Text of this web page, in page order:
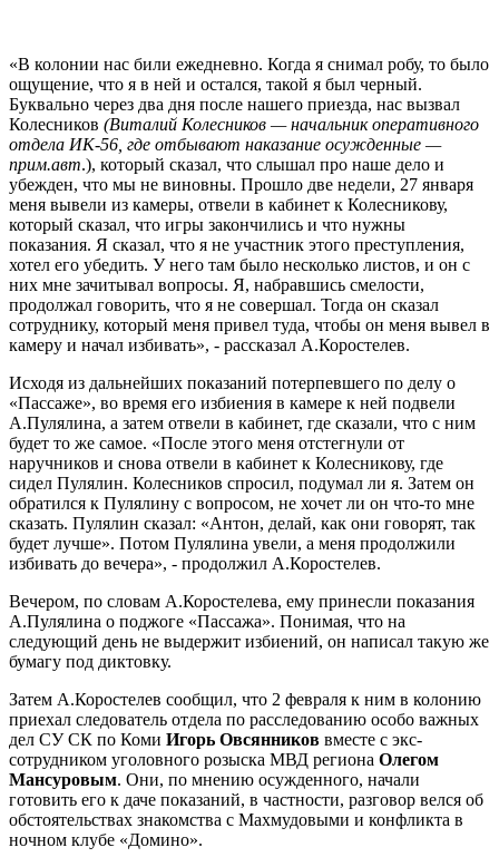
«В колонии нас били ежедневно. Когда я снимал робу, то было
ощущение, что я в ней и остался, такой я был черный.
Буквально через два дня после нашего приезда, нас вызвал
Колесников (Виталий Колесников — начальник оперативного
отдела ИК-56, где отбывают наказание осужденные —
прим.авт.), который сказал, что слышал про наше дело и
убежден, что мы не виновны. Прошло две недели, 27 января
меня вывели из камеры, отвели в кабинет к Колесникову,
который сказал, что игры закончились и что нужны
показания. Я сказал, что я не участник этого преступления,
хотел его убедить. У него там было несколько листов, и он с
них мне зачитывал вопросы. Я, набравшись смелости,
продолжал говорить, что я не совершал. Тогда он сказал
сотруднику, который меня привел туда, чтобы он меня вывел в
камеру и начал избивать», - рассказал А.Коростелев.
Исходя из дальнейших показаний потерпевшего по делу о
«Пассаже», во время его избиения в камере к ней подвели
А.Пулялина, а затем отвели в кабинет, где сказали, что с ним
будет то же самое. «После этого меня отстегнули от
наручников и снова отвели в кабинет к Колесникову, где
сидел Пулялин. Колесников спросил, подумал ли я. Затем он
обратился к Пулялину с вопросом, не хочет ли он что-то мне
сказать. Пулялин сказал: «Антон, делай, как они говорят, так
будет лучше». Потом Пулялина увели, а меня продолжили
избивать до вечера», - продолжил А.Коростелев.
Вечером, по словам А.Коростелева, ему принесли показания
А.Пулялина о поджоге «Пассажа». Понимая, что на
следующий день не выдержит избиений, он написал такую же
бумагу под диктовку.
Затем А.Коростелев сообщил, что 2 февраля к ним в колонию
приехал следователь отдела по расследованию особо важных
дел СУ СК по Коми Игорь Овсянников вместе с экс-
сотрудником уголовного розыска МВД региона Олегом
Мансуровым. Они, по мнению осужденного, начали
готовить его к даче показаний, в частности, разговор велся об
обстоятельствах знакомства с Махмудовыми и конфликта в
ночном клубе «Домино».